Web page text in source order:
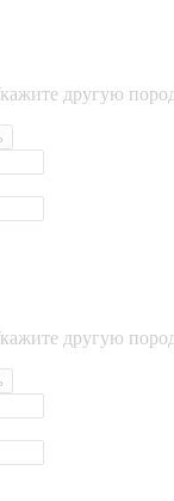
другую
другую